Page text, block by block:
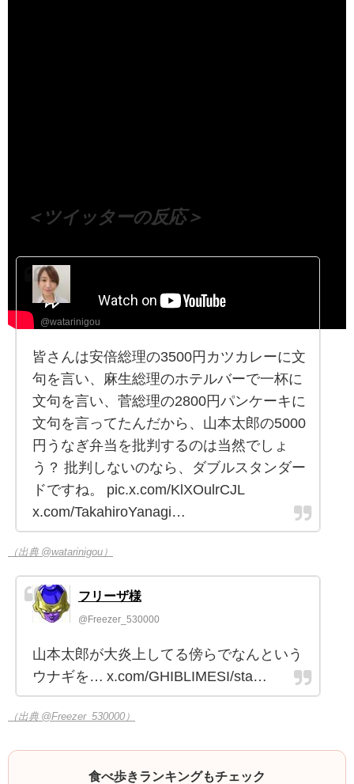
＜ツイッターの反応＞
@watarinigou
皆さんは安倍総理の3500円カツカレーに文
句を言い、麻生総理のホテルバーで一杯に
文句を言い、菅総理の2800円パンケーキに
文句を言ってたんだから、山本太郎の5000
円うなぎ弁当を批判するのは当然でしょ
う？ 批判しないのなら、ダブルスタンダー
ドですね。 pic.x.com/KlXOulrCJL
x.com/TakahiroYanagi…
（出典 @watarinigou）
フリーザ様
@Freezer_530000
山本太郎が大炎上してる傍らでなんという
ウナギを… x.com/GHIBLIMESI/sta…
（出典 @Freezer_530000）
食べ歩きランキングもチェック